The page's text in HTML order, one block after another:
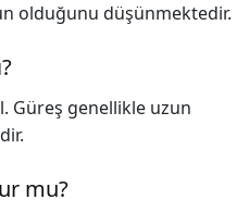
olduğunu düşünmektedir.
Güreş genellikle uzun
mu?